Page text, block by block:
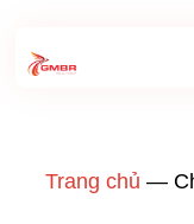
Trang chủ —